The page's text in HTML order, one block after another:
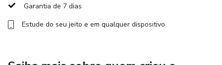
Garantia de 7 dias
Estude do seu jeito e em qualquer dispositivo